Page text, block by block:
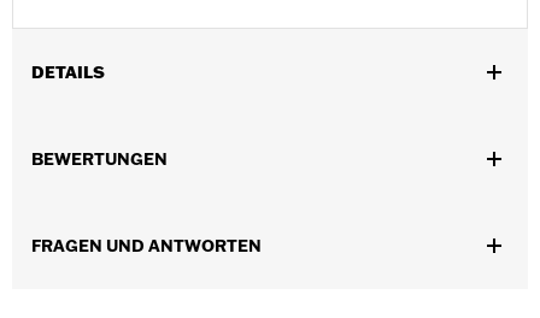
DETAILS
Funktionsmerkmale:
www.h-d.com/warranty
BEWERTUNGEN
FRAGEN UND ANTWORTEN